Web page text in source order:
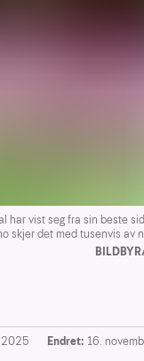
har vist seg fra sin beste
skjer det med tusenvis av
2025 Endret: 16.